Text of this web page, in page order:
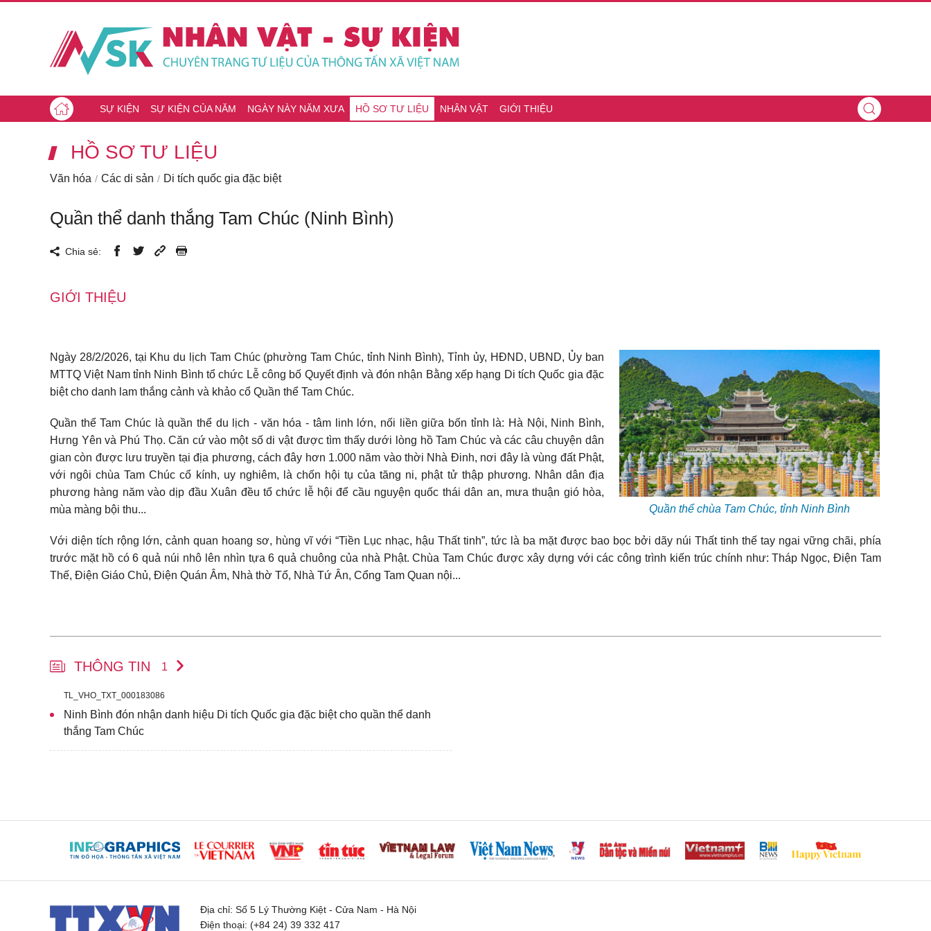
SỰ KIỆN SỰ KIỆN CỦA NĂM NGÀY NÀY NĂM XƯA HỒ SƠ TƯ LIỆU NHÂN VẬT GIỚI THIỆU
HỒ SƠ TƯ LIỆU
Văn hóa Các di sản Di tích quốc gia đặc biệt
Quần thể danh thắng Tam Chúc (Ninh Bình)
Chia sẻ:
GIỚI THIỆU
Quần thể chùa Tam Chúc, tỉnh Ninh Bình
Ngày 28/2/2026, tại Khu du lịch Tam Chúc (phường Tam Chúc, tỉnh Ninh Bình), Tỉnh ủy, HĐND, UBND, Ủy ban
MTTQ Việt Nam tỉnh Ninh Bình tổ chức Lễ công bố Quyết định và đón nhận Bằng xếp hạng Di tích Quốc gia đặc
biệt cho danh lam thắng cảnh và khảo cổ Quần thể Tam Chúc.
Quần thể Tam Chúc là quần thể du lịch - văn hóa - tâm linh lớn, nối liền giữa bốn tỉnh là: Hà Nội, Ninh Bình,
Hưng Yên và Phú Thọ. Căn cứ vào một số di vật được tìm thấy dưới lòng hồ Tam Chúc và các câu chuyện dân
gian còn được lưu truyền tại địa phương, cách đây hơn 1.000 năm vào thời Nhà Đinh, nơi đây là vùng đất Phật,
với ngôi chùa Tam Chúc cổ kính, uy nghiêm, là chốn hội tụ của tăng ni, phật tử thập phương. Nhân dân địa
phương hàng năm vào dịp đầu Xuân đều tổ chức lễ hội để cầu nguyện quốc thái dân an, mưa thuận gió hòa,
mùa màng bội thu...
Với diện tích rộng lớn, cảnh quan hoang sơ, hùng vĩ với “Tiền Lục nhạc, hậu Thất tinh”, tức là ba mặt được bao bọc bởi dãy núi Thất tinh thế tay ngai vững chãi, phía
trước mặt hồ có 6 quả núi nhô lên nhìn tựa 6 quả chuông của nhà Phật. Chùa Tam Chúc được xây dựng với các công trình kiến trúc chính như: Tháp Ngọc, Điện Tam
Thế, Điện Giáo Chủ, Điện Quán Âm, Nhà thờ Tổ, Nhà Tứ Ân, Cổng Tam Quan nội...
THÔNG TIN 1
TL_VHO_TXT_000183086
Ninh Bình đón nhận danh hiệu Di tích Quốc gia đặc biệt cho quần thể danh
thắng Tam Chúc
Địa chỉ: Số 5 Lý Thường Kiệt - Cửa Nam - Hà Nội
Điện thoại: (+84 24) 39 332 417